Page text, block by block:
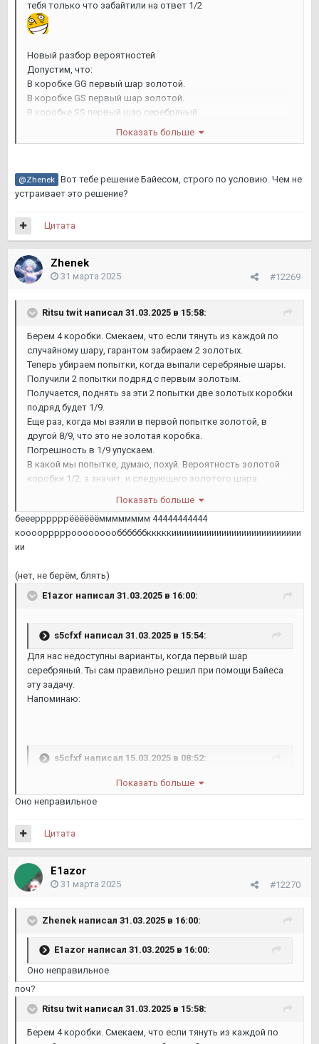
тебя только что забайтили на ответ 1/2
Новый разбор вероятностей
Допустим, что:
В коробке GG первый шар золотой.
В коробке GS первый шар золотой.
В коробке SS первый шар серебряный.
Теперь происходит следующее:
Если мы вытянули золотой, значит, коробка SS сразу
что в обоих случаях первый шар — золотой.
Это меняет вероятности:
P(GS | Gold first) = 1/2
Как это влияет на ответ?
Теперь вероятность того, что второй шар тоже золотой
(то есть коробка GG) становится 1/2 (50%), а не 2/3 (≈66.7%),
как в исходной задаче.
определённый шар, вероятности изменяются, потому что
этом случае шансы становятся 50/50, а не 2/3 и 1/3, потому
что обе оставшиеся коробки имеют гарантированно
золотой первый шар.
Показать больше
@Zhenek Вот тебе решение Байесом, строго по условию. Чем не
устраивает это решение?
Цитата
Zhenek
#12269
31 марта 2025
Ritsu twit написал 31.03.2025 в 15:58:
Берем 4 коробки. Смекаем, что если тянуть из каждой по
случайному шару, гарантом забираем 2 золотых.
Теперь убираем попытки, когда выпали серебряные шары.
Получили 2 попытки подряд с первым золотым.
Получается, поднять за эти 2 попытки две золотых коробки
подряд будет 1/9.
Еще раз, когда мы взяли в первой попытке золотой, в
другой 8/9, что это не золотая коробка.
Погрешность в 1/9 упускаем.
В какой мы попытке, думаю, похуй. Вероятность золотой
коробки 1/2, а значит, и следующего золотого шара.
Показать больше
беееррррррёёёёёёмммммммм 44444444444
коооорррррооооооооббббббкккккииииииииииииииииииииииииии
ии
(нет, не берём, блять)
E1azor написал 31.03.2025 в 16:00:
s5cfxf написал 31.03.2025 в 15:54:
Для нас недоступны варианты, когда первый шар
серебряный. Ты сам правильно решил при помощи Байеса
эту задачу.
Напоминаю:
s5cfxf написал 15.03.2025 в 08:52:
@Zhenek Вот тебе решение Байесом, строго по условию.
Показать больше
Оно неправильное
Цитата
E1azor
#12270
31 марта 2025
Zhenek написал 31.03.2025 в 16:00:
E1azor написал 31.03.2025 в 16:00:
Оно неправильное
поч?
Ritsu twit написал 31.03.2025 в 15:58:
Берем 4 коробки. Смекаем, что если тянуть из каждой по